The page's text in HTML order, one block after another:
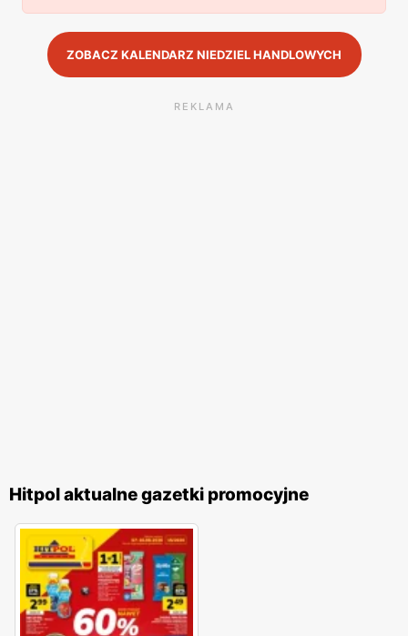
ZOBACZ KALENDARZ NIEDZIEL HANDLOWYCH
REKLAMA
Hitpol aktualne gazetki promocyjne